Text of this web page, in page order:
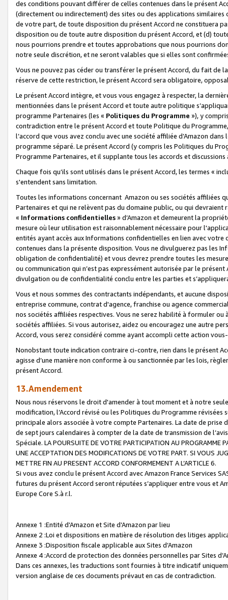
des conditions pouvant différer de celles contenues dans le présent
(directement ou indirectement) des sites ou des applications
de votre part, de toute disposition du présent Accord ne constituera
disposition ou de toute autre disposition du présent Accord, et (d)
nous pourrions prendre et toutes approbations que nous pourrions
notre seule discrétion, et ne seront valables que si elles sont
Vous ne pouvez pas céder ou transférer le présent Accord, du fait de
réserve de cette restriction, le présent Accord sera obligatoire,
Le présent Accord intègre, et vous vous engagez à respecter, la
mentionnées dans le présent Accord et toute autre politique
programme Partenaires (les « Politiques du Programme »), y
contradiction entre le présent Accord et toute Politique du
l’accord que vous avez conclu avec une société affiliée d’Amazon
programme séparé. Le présent Accord (y compris les Politiques du
Programme Partenaires, et il supplante tous les accords et discussions
Chaque fois qu’ils sont utilisés dans le présent Accord, les termes «
s'entendent sans limitation.
Toutes les informations concernant Amazon ou ses sociétés affiliées
Partenaires et qui ne relèvent pas du domaine public, ou qui
« Informations confidentielles» d’Amazon et demeurent la
mesure où leur utilisation est raisonnablement nécessaire pour
entités ayant accès aux Informations confidentielles en lien avec
contenues dans la présente disposition. Vous ne divulguerez pas les
obligation de confidentialité) et vous devrez prendre toutes les
ou communication qui n’est pas expressément autorisée par le
divulgation ou de confidentialité conclu entre les parties et
Vous et nous sommes des contractants indépendants, et aucune
entreprise commune, contrat d'agence, franchise ou agence
nos sociétés affiliées respectives. Vous ne serez habilité à formuler
sociétés affiliées. Si vous autorisez, aidez ou encouragez une autre
Accord, vous serez considéré comme ayant accompli cette action
Nonobstant toute indication contraire ci-contre, rien dans le présent
agisse d’une manière non conforme à ou sanctionnée par les lois,
présent Accord.
13.Amendement
Nous nous réservons le droit d'amender à tout moment et à notre
modification, l’Accord révisé ou les Politiques du Programme
principale alors associée à votre compte Partenaires. La date de
de sept jours calendaires à compter de la date de transmission de
Spéciale. LA POURSUITE DE VOTRE PARTICIPATION AU PROGRAMME
UNE ACCEPTATION DES MODIFICATIONS DE VOTRE PART. SI VOUS
METTRE FIN AU PRESENT ACCORD CONFORMEMENT A L’ARTICLE 6.
Si vous avez conclu le présent Accord avec Amazon France Services
futures du présent Accord seront réputées s’appliquer entre vous et
Europe Core S.à r.l.
Annexe 1 :Entité d’Amazon et Site d’Amazon par lieu
Annexe 2 :Loi et dispositions en matière de résolution des litiges
Annexe 3 :Disposition fiscale applicable aux Sites d’Amazon
Annexe 4 :Accord de protection des données personnelles par Sites
Dans ces annexes, les traductions sont fournies à titre indicatif
version anglaise de ces documents prévaut en cas de contradiction.